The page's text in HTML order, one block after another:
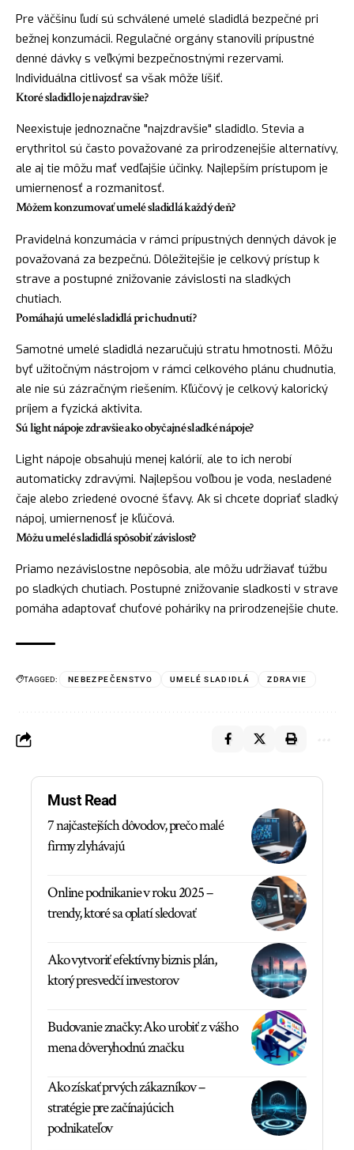
Pre väčšinu ľudí sú schválené umelé sladidlá bezpečné pri
bežnej konzumácii. Regulačné orgány stanovili prípustné
denné dávky s veľkými bezpečnostnými rezervami.
Individuálna citlivosť sa však môže líšiť.
Ktoré sladidlo je najzdravšie?
Neexistuje jednoznačne "najzdravšie" sladidlo. Stevia a
erythritol sú často považované za prirodzenejšie alternatívy,
ale aj tie môžu mať vedľajšie účinky. Najlepším prístupom je
umiernenosť a rozmanitosť.
Môžem konzumovať umelé sladidlá každý deň?
Pravidelná konzumácia v rámci prípustných denných dávok je
považovaná za bezpečnú. Dôležitejšie je celkový prístup k
strave a postupné znižovanie závislosti na sladkých
chutiach.
Pomáhajú umelé sladidlá pri chudnutí?
Samotné umelé sladidlá nezaručujú stratu hmotnosti. Môžu
byť užitočným nástrojom v rámci celkového plánu chudnutia,
ale nie sú zázračným riešením. Kľúčový je celkový kalorický
príjem a fyzická aktivita.
Sú light nápoje zdravšie ako obyčajné sladké nápoje?
Light nápoje obsahujú menej kalórií, ale to ich nerobí
automaticky zdravými. Najlepšou voľbou je voda, nesladené
čaje alebo zriedené ovocné šťavy. Ak si chcete dopriať sladký
nápoj, umiernenosť je kľúčová.
Môžu umelé sladidlá spôsobiť závislosť?
Priamo nezávislostne nepôsobia, ale môžu udržiavať túžbu
po sladkých chutiach. Postupné znižovanie sladkosti v strave
pomáha adaptovať chuťové poháriky na prirodzenejšie chute.
TAGGED: NEBEZPEČENSTVO UMELÉ SLADIDLÁ ZDRAVIE
Must Read
7 najčastejších dôvodov, prečo malé
firmy zlyhávajú
Online podnikanie v roku 2025 –
trendy, ktoré sa oplatí sledovať
Ako vytvoriť efektívny biznis plán,
ktorý presvedčí investorov
Budovanie značky: Ako urobiť z vášho
mena dôveryhodnú značku
Ako získať prvých zákazníkov –
stratégie pre začínajúcich
podnikateľov